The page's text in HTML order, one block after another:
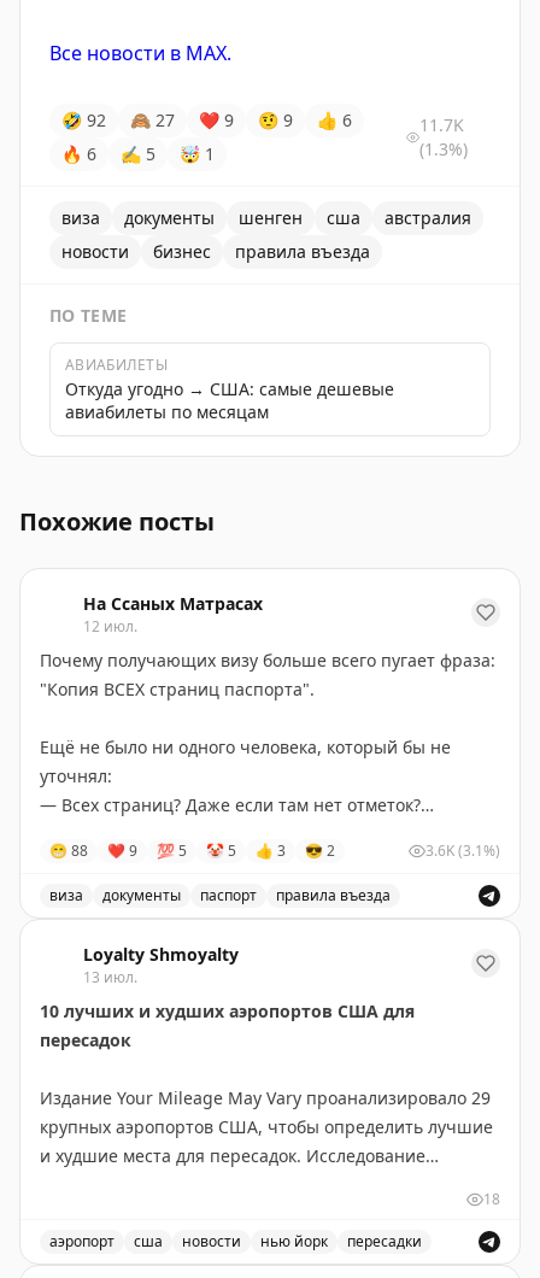
Все новости в MAX.
🤣 92 🙈 27 ❤ 9 🤨 9 👍 6
🔥 6 ✍ 5 🤯 1
11.7K
(1.3%)
виза документы шенген сша
австралия
новости
бизнес правила въезда
ПО ТЕМЕ
АВИАБИЛЕТЫ
Откуда угодно → США: самые дешевые
авиабилеты по месяцам
Похожие посты
На Ссаных Матрасах
12 июл.
Почему получающих визу больше всего пугает фраза:
"Копия ВСЕХ страниц паспорта".
Ещё не было ни одного человека, который бы не
уточнял:
— Всех страниц? Даже если там нет отметок?
отметок.
Вам жалко?
😁 88 ❤ 9 💯 5 🤡5 👍 3 😎 2 3.6K(3.1%)
виза документы паспорт правила въезда
Loyalty Shmoyalty
13 июл.
10 лучших и худших аэропортов США для
пересадок
Издание Your Mileage May Vary проанализировало 29
крупных аэропортов США, чтобы определить лучшие
и худшие места для пересадок. Исследование
ТОП-10 для частых летающих: Хьюстон (IAH),
18
аэропорт сша новости нью йорк пересадки